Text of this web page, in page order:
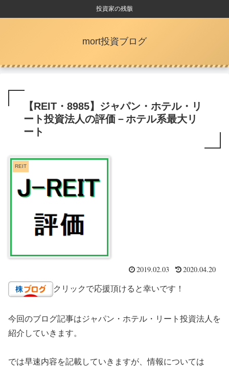
投資家の残骸
mort投資ブログ
【REIT・8985】ジャパン・ホテル・リ
ート投資法人の評価－ホテル系最大リ
ート
REIT
2019.02.03 2020.04.20
クリックで応援頂けると幸いです！
今回のブログ記事はジャパン・ホテル・リート投資法人を
紹介していきます。
では早速内容を記載していきますが、情報については